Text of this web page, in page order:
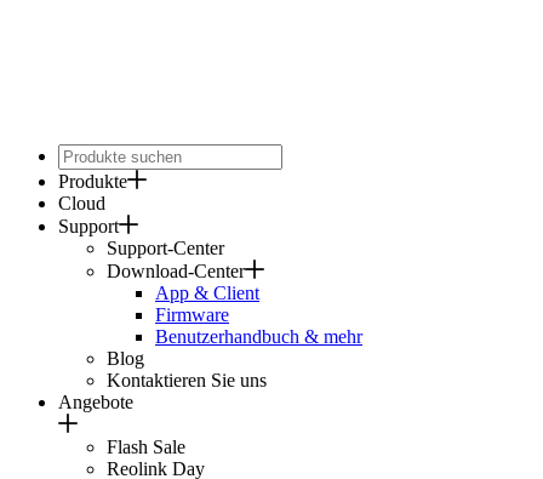
Produkte
Cloud
Support
Support-Center
Download-Center
App & Client
Firmware
Benutzerhandbuch & mehr
Blog
Kontaktieren Sie uns
Angebote
Flash Sale
Reolink Day